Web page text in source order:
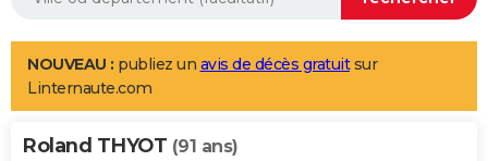
Aménagement intérieur
LIFESTYLE
Art de vivre
Bien-être
Loisirs
Mode
Modes de vie
Alimentation
Guide de la santé
Maladies
Médicaments
Sommeil
VOYAGE
NOUVEAU : publiez un avis de décès gratuitsur
Linternaute.com
Roland THYOT (91 ans)